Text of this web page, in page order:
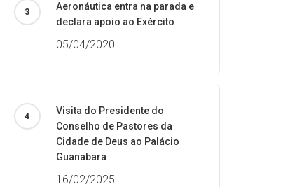
Aeronáutica entra na parada e
declara apoio ao Exército
05/04/2020
Visita do Presidente do
Conselho de Pastores da
Cidade de Deus ao Palácio
Guanabara
16/02/2025